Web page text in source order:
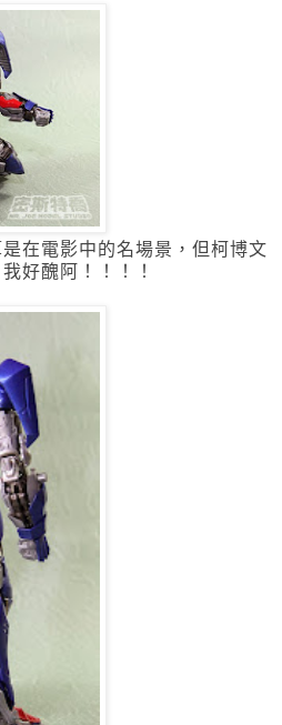
在電影中的名場景， 但柯博文
好醜阿！！！！